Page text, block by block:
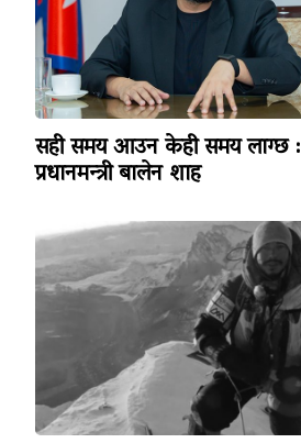
सही समय आउन केही समय लाग्छ :
प्रधानमन्त्री बालेन शाह